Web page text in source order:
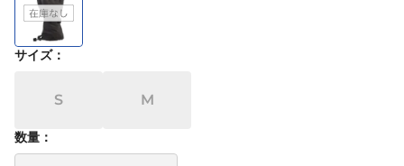
サイズ：
S M
数量：